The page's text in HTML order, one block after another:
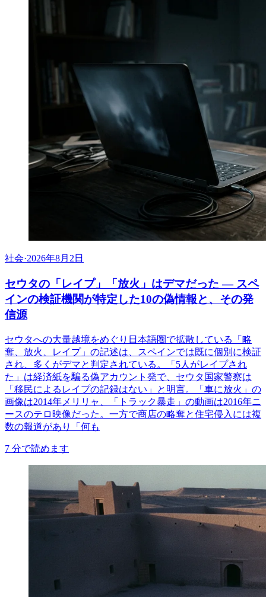
社会·2026年8月2日
セウタの「レイプ」「放火」はデマだった ― スペ
インの検証機関が特定した10の偽情報と、その発
信源
セウタへの大量越境をめぐり日本語圏で拡散している「略
奪、放火、レイプ」の記述は、スペインでは既に個別に検証
され、多くがデマと判定されている。「5人がレイプされ
た」は経済紙を騙る偽アカウント発で、セウタ国家警察は
「移民によるレイプの記録はない」と明言。「車に放火」の
画像は2014年メリリャ、「トラック暴走」の動画は2016年ニ
ースのテロ映像だった。一方で商店の略奪と住宅侵入には複
数の報道があり「何も
7 分で読めます